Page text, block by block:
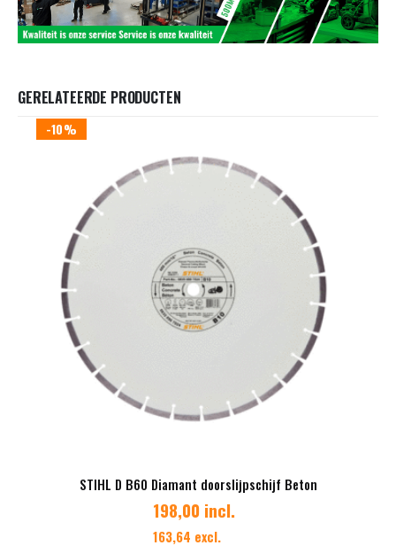
GERELATEERDE PRODUCTEN
-10%
STIHL D B60 Diamant doorslijpschijf Beton
198,00 incl.
163,64 excl.